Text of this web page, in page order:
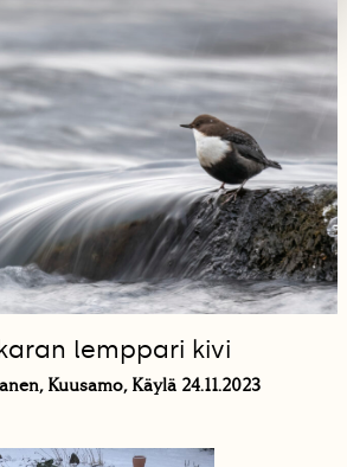
lemppari kivi
Kuusamo, Käylä 24.11.2023